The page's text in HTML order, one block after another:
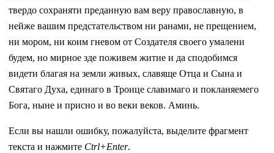
твердо сохраняти преданную вам веру православную, в
нейже вашим предстательством ни ранами, не прещением,
ни мором, ни коим гневом от Создателя своего умалени
будем, но мирное зде поживем житие и да сподобимся
видети благая на земли живых, славяще Отца и Сына и
Святаго Духа, единаго в Троице славимаго и покланяемего
Бога, ныне и присно и во веки веков. Аминь.
Если вы нашли ошибку, пожалуйста, выделите фрагмент
текста и нажмите Ctrl+Enter.